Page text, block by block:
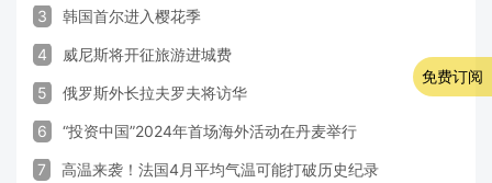
3 韩国首尔进入樱花季
4 威尼斯将开征旅游进城费
5 俄罗斯外长拉夫罗夫将访华
6 “投资中国”2024年首场海外活动在丹麦举行
7 高温来袭！法国4月平均气温可能打破历史纪录
免费订阅